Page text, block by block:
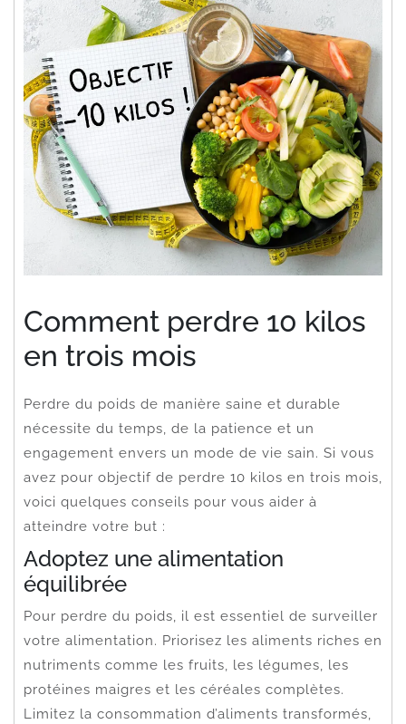
Comment perdre 10 kilos
en trois mois
Perdre du poids de manière saine et durable
nécessite du temps, de la patience et un
engagement envers un mode de vie sain. Si vous
avez pour objectif de perdre 10 kilos en trois mois,
voici quelques conseils pour vous aider à
atteindre votre but :
Adoptez une alimentation
équilibrée
Pour perdre du poids, il est essentiel de surveiller
votre alimentation. Priorisez les aliments riches en
nutriments comme les fruits, les légumes, les
protéines maigres et les céréales complètes.
Limitez la consommation d’aliments transformés,